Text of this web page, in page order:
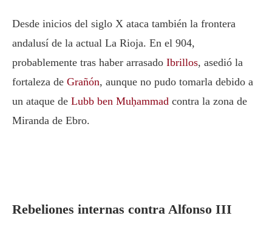
Desde inicios del siglo X ataca también la frontera
andalusí de la actual La Rioja. En el 904,
probablemente tras haber arrasado Ibrillos, asedió la
fortaleza de Grañón, aunque no pudo tomarla debido a
un ataque de Lubb ben Muḥammad contra la zona de
Miranda de Ebro.
Rebeliones internas contra Alfonso III